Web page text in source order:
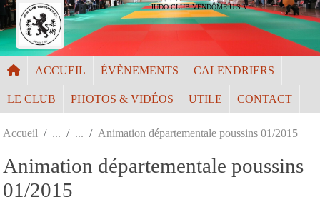
JUDO CLUB VENDÔME U.S.V.
ACCUEIL ÉVÈNEMENTS CALENDRIERS
LE CLUB PHOTOS & VIDÉOS UTILE CONTACT
Accueil Animation départementale poussins 01/2015
Animation départementale poussins
01/2015
Panneau de gestion des cookies